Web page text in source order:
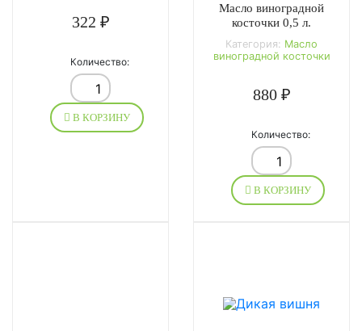
322 ₽
Количество:
В КОРЗИНУ
Масло виноградной
косточки 0,5 л.
Категория: Масло
виноградной косточки
880 ₽
Количество:
В КОРЗИНУ